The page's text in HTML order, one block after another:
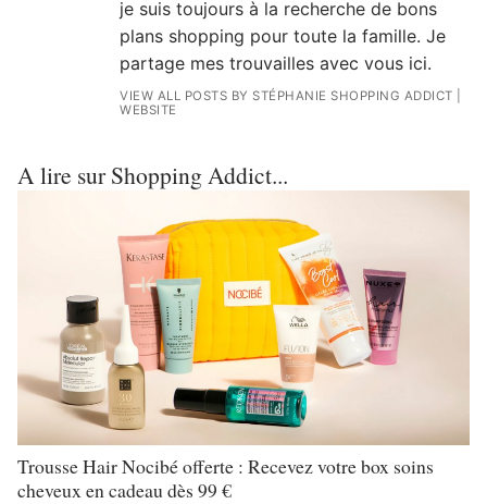
je suis toujours à la recherche de bons
plans shopping pour toute la famille. Je
partage mes trouvailles avec vous ici.
VIEW ALL POSTS BY STÉPHANIE SHOPPING ADDICT
WEBSITE
A lire sur Shopping Addict...
Trousse Hair Nocibé offerte : Recevez votre box soins
cheveux en cadeau dès 99 €